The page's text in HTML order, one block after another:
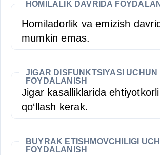
HOMILALIK DAVRIDA
Homiladorlik va emizish
mumkin emas.
JIGAR DISFUNKTSIYASI UCHUN
FOYDALANISH
Jigar kasalliklarida
qo‘llash kerak.
BUYRAK ETISHMOVCHILIGI
FOYDALANISH